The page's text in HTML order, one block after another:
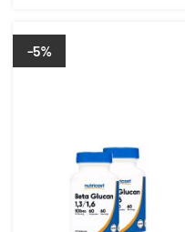
-5%